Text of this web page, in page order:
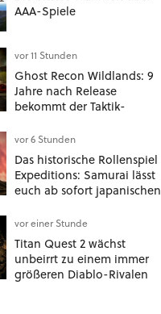
AAA-Spiele
vor 11 Stunden
Ghost Recon Wildlands: 9
Jahre nach Release
bekommt der Taktik-
nochmal ein dickes Update
vor 6 Stunden
Das historische Rollenspiel
Expeditions: Samurai lässt
euch ab sofort japanischen
wahlweise mit Gewalt oder
Diplomatie
vor einer Stunde
Titan Quest 2 wächst
unbeirrt zu einem immer
größeren Diablo-Rivalen